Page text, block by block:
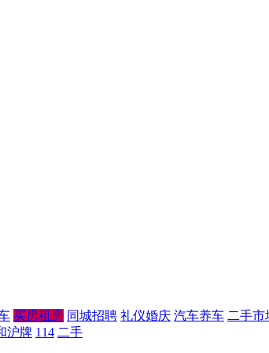
买房租房 同城招聘 礼仪婚庆 汽车养车 二手市
沪牌 114 二手